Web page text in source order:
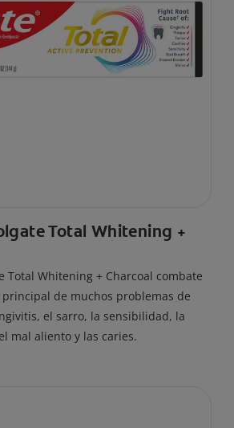
Total Whitening +
Total Whitening + Charcoal combate
de muchos problemas de
el sarro, la sensibilidad, la
mal aliento y las caries.